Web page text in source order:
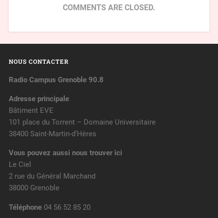
COMMENTS ARE CLOSED.
NOUS CONTACTER
Radio Campus Grenoble 90.8
Adresse principale
Bâtiment EVE
101 place du Torrent – Domaine Universitaire
38400 Saint-Martin-d’Hères
Vous pouvez aussi nous trouver ici
Le Ciel
2 rue du Général Marchand
38000 Grenoble
Téléphone04 56 52 85 20